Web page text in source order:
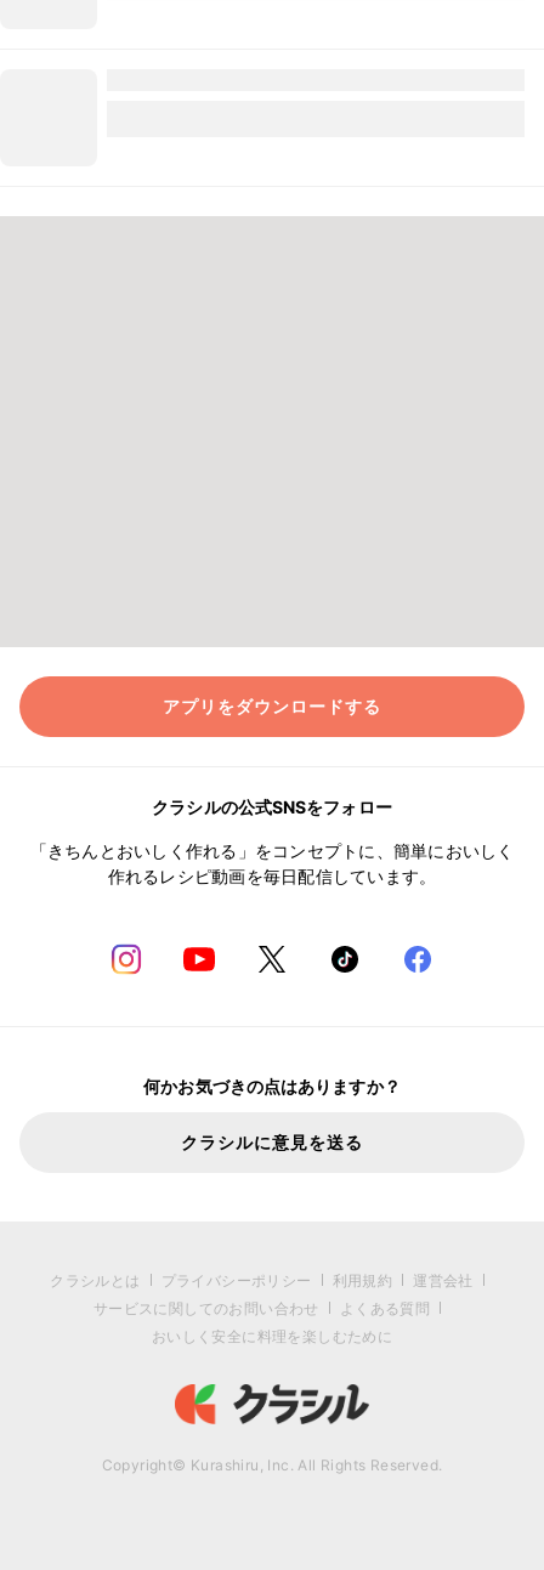
アプリをダウンロードする
クラシルの公式SNSをフォロー
「きちんとおいしく作れる」をコンセプトに、簡単においしく
作れるレシピ動画を毎日配信しています。
何かお気づきの点はありますか？
クラシルに意見を送る
クラシルとは プライバシーポリシー 利用規約
運営会社
サービスに関してのお問い合わせ
よくある質問
おいしく安全に料理を楽しむために
Copyright© Kurashiru, Inc. All Rights Reserved.